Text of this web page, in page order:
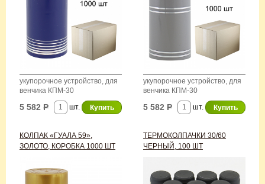
укупорочное устройство, для
венчика КПМ-30
шт.
5 582 Р
укупорочное устройство, для
венчика КПМ-30
шт.
5 582 Р
КОЛПАК «ГУАЛА 59»,
ЗОЛОТО, КОРОБКА 1000 ШТ
ТЕРМОКОЛПАЧКИ 30/60
ЧЕРНЫЙ, 100 ШТ